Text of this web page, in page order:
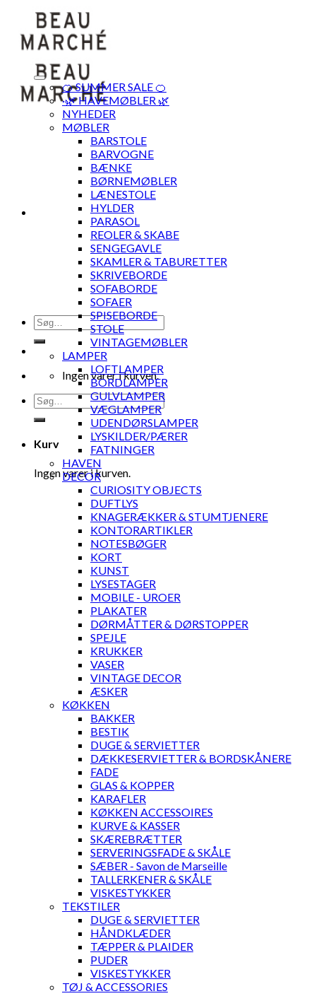
content
Søg
efter:
Ingen varer i kurven.
Søg
efter:
Kurv
Ingen varer i kurven.
🍊 SUMMER SALE 🍊
·🌿 HAVEMØBLER 🌿
NYHEDER
MØBLER
BARSTOLE
BARVOGNE
BÆNKE
BØRNEMØBLER
LÆNESTOLE
HYLDER
PARASOL
REOLER & SKABE
SENGEGAVLE
SKAMLER & TABURETTER
SKRIVEBORDE
SOFABORDE
SOFAER
SPISEBORDE
STOLE
VINTAGEMØBLER
LAMPER
LOFTLAMPER
BORDLAMPER
GULVLAMPER
VÆGLAMPER
UDENDØRSLAMPER
LYSKILDER/PÆRER
FATNINGER
HAVEN
DECOR
CURIOSITY OBJECTS
DUFTLYS
KNAGERÆKKER & STUMTJENERE
KONTORARTIKLER
NOTESBØGER
KORT
KUNST
LYSESTAGER
MOBILE - UROER
PLAKATER
DØRMÅTTER & DØRSTOPPER
SPEJLE
KRUKKER
VASER
VINTAGE DECOR
ÆSKER
KØKKEN
BAKKER
BESTIK
DUGE & SERVIETTER
DÆKKESERVIETTER & BORDSKÅNERE
FADE
GLAS & KOPPER
KARAFLER
KØKKEN ACCESSOIRES
KURVE & KASSER
SKÆREBRÆTTER
SERVERINGSFADE & SKÅLE
SÆBER - Savon de Marseille
TALLERKENER & SKÅLE
VISKESTYKKER
TEKSTILER
DUGE & SERVIETTER
HÅNDKLÆDER
TÆPPER & PLAIDER
PUDER
VISKESTYKKER
TØJ & ACCESSORIES